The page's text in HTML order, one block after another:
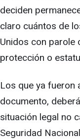
deciden
claro cuántos de
Unidos con parole
protección o
Los que ya fueron
documento,
situación legal no
Seguridad